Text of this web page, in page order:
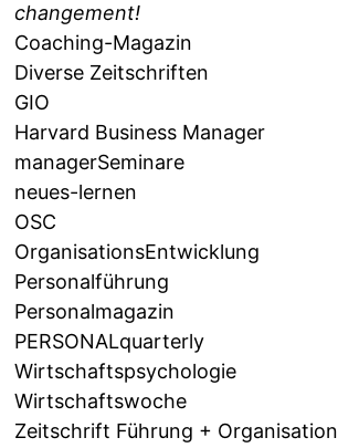
changement!
Coaching-Magazin
Diverse Zeitschriften
GIO
Harvard Business Manager
managerSeminare
neues-lernen
OSC
OrganisationsEntwicklung
Personalführung
Personalmagazin
PERSONALquarterly
Wirtschaftspsychologie
Wirtschaftswoche
Zeitschrift Führung + Organisation